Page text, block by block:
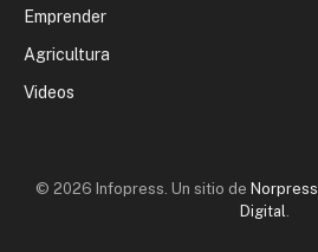
Emprender
Agricultura
Videos
© 2026 Infopress. Un sitio de Norpress
Digital